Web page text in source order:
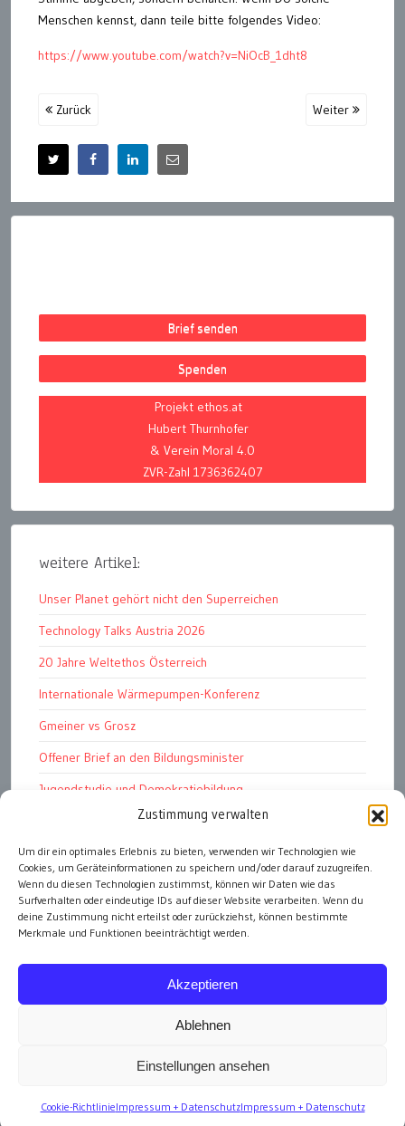
Zustimmung verwalten
Um dir ein optimales Erlebnis zu bieten, verwenden wir Technologien wie
Cookies, um Geräteinformationen zu speichern und/oder darauf zuzugreifen.
Wenn du diesen Technologien zustimmst, können wir Daten wie das
Surfverhalten oder eindeutige IDs auf dieser Website verarbeiten. Wenn du
deine Zustimmung nicht erteilst oder zurückziehst, können bestimmte
Merkmale und Funktionen beeinträchtigt werden.
Akzeptieren
Ablehnen
Einstellungen ansehen
Cookie-RichtlinieImpressum + DatenschutzImpressum + Datenschutz
Menschen kennst, dann teile bitte folgendes Video:
https://www.youtube.com/watch?v=NiOcB_1dht8
Zurück Weiter
Brief senden
Spenden
Projekt ethos.at
Hubert Thurnhofer
& Verein Moral 4.0
ZVR-Zahl 1736362407
weitere Artikel:
Unser Planet gehört nicht den Superreichen
Technology Talks Austria 2026
20 Jahre Weltethos Österreich
Internationale Wärmepumpen-Konferenz
Gmeiner vs Grosz
Offener Brief an den Bildungsminister
Jugendstudie und Demokratiebildung
Solschenizyn, Dugin und der Westen
Finanzindustrie manipuliert Schüler
Chemtrails Contrails Geoengineering
alle Artikel
Impressum